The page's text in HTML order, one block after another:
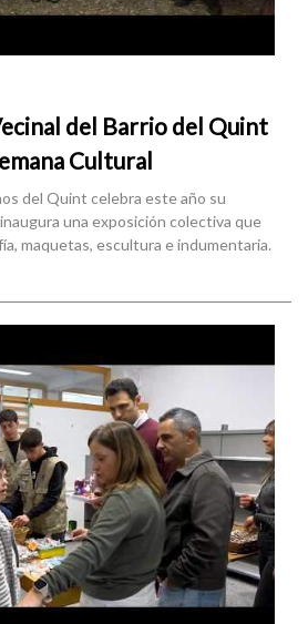
del Barrio del Quint
Cultural
del Quint celebra este año su
una exposición colectiva que
maquetas, escultura e indumentaria.